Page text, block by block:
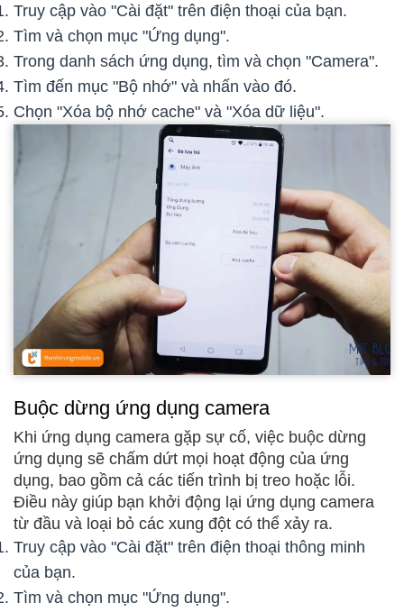
Truy cập vào "Cài đặt" trên điện thoại của bạn.
Tìm và chọn mục "Ứng dụng".
Trong danh sách ứng dụng, tìm và chọn "Camera".
Tìm đến mục "Bộ nhớ" và nhấn vào đó.
Chọn "Xóa bộ nhớ cache" và "Xóa dữ liệu".
Buộc dừng ứng dụng camera
Khi ứng dụng camera gặp sự cố, việc buộc dừng
ứng dụng sẽ chấm dứt mọi hoạt động của ứng
dụng, bao gồm cả các tiến trình bị treo hoặc lỗi.
Điều này giúp bạn khởi động lại ứng dụng camera
từ đầu và loại bỏ các xung đột có thể xảy ra.
Truy cập vào "Cài đặt" trên điện thoại thông minh
của bạn.
Tìm và chọn mục "Ứng dụng".